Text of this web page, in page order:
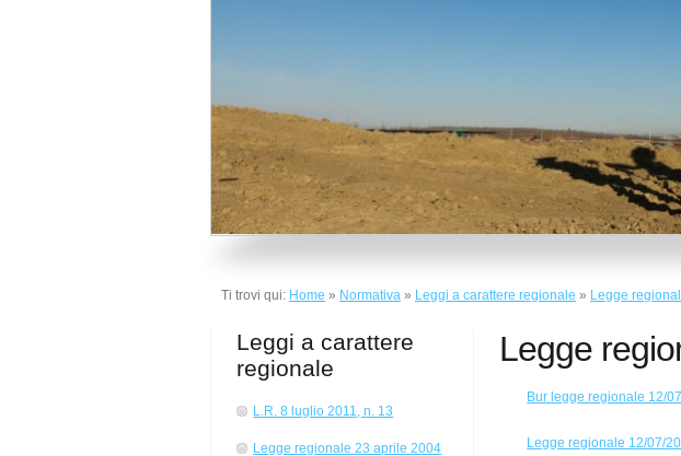
Ti trovi qui: Home » Normativa » Leggi a carattere regionale » Legge
Leggi a carattere
regionale
L.R. 8 luglio 2011, n. 13
Legge regionale 23 aprile 2004
Legge
Bur legge regionale 12/
Legge regionale 12/07/